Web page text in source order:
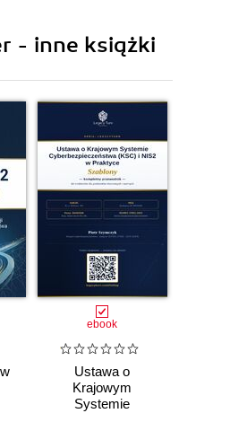
- inne książki
ebook
Ustawa o
Krajowym
Systemie